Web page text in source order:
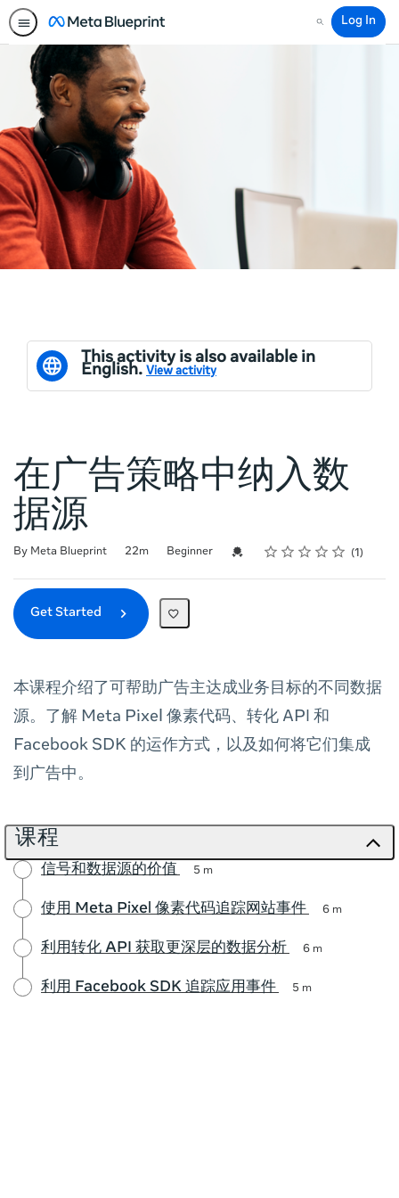
Search
Log In
This activity is also available in
English. View activity
在广告策略中纳入数
据源
By Meta Blueprint
Duration 22m
Difficulty Beginner Credential For Completion
Rating
1 star
2 stars
3 stars
4 stars
5 stars
Average rating: 5.0 1
1 review
Get Started
本课程介绍了可帮助广告主达成业务目标的不同数据
源。了解 Meta Pixel 像素代码、转化 API 和
Facebook SDK 的运作方式，以及如何将它们集成
到广告中。
课程
信号和数据源的价值 5 m
使用 Meta Pixel 像素代码追踪网站事件 6 m
利用转化 API 获取更深层的数据分析 6 m
利用 Facebook SDK 追踪应用事件 5 m